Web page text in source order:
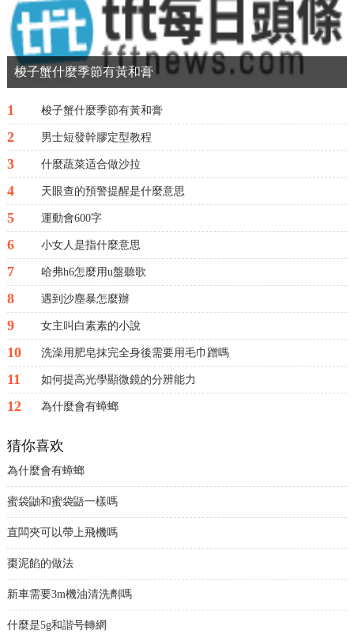
梭子蟹什麼季節有黃和膏
1 梭子蟹什麼季節有黃和膏
2 男士短發幹膠定型教程
3 什麼蔬菜适合做沙拉
4 天眼查的預警提醒是什麼意思
5 運動會600字
6 小女人是指什麼意思
7 哈弗h6怎麼用u盤聽歌
8 遇到沙塵暴怎麼辦
9 女主叫白素素的小說
10 洗澡用肥皂抹完全身後需要用毛巾蹭嗎
11 如何提高光學顯微鏡的分辨能力
12 為什麼會有蟑螂
猜你喜欢
為什麼會有蟑螂
蜜袋鼬和蜜袋鼯一樣嗎
直闆夾可以帶上飛機嗎
棗泥餡的做法
新車需要3m機油清洗劑嗎
什麼是5g和諧号轉網